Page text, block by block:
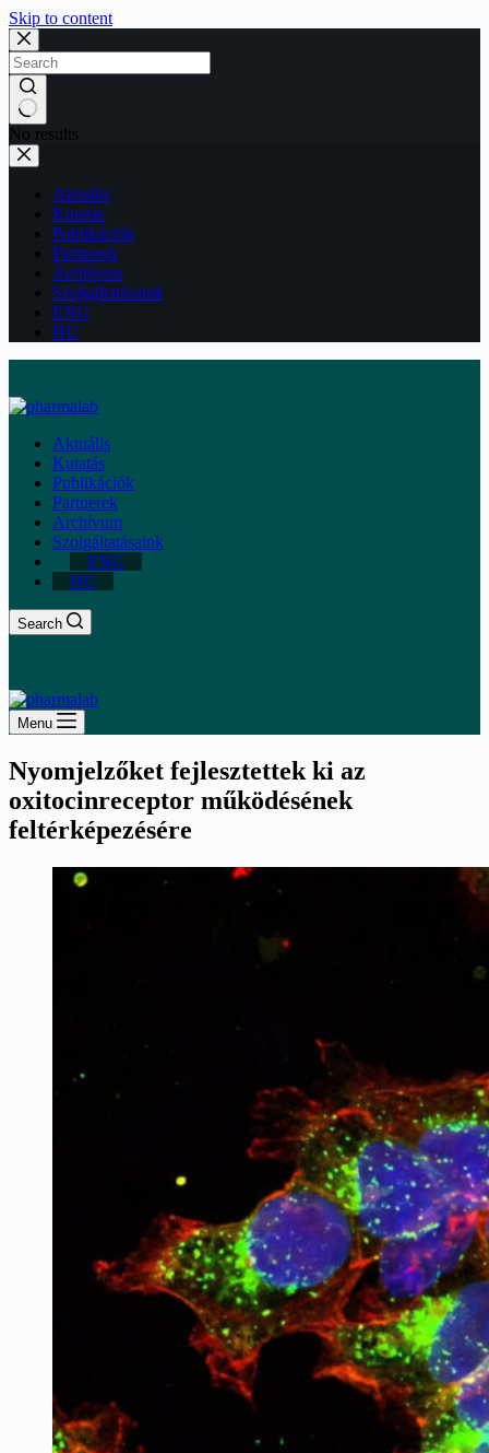
Skip to content
No results
Aktuális
Kutatás
Publikációk
Partnerek
Archívum
Szolgáltatásaink
ENG
HU
Aktuális
Kutatás
Publikációk
Partnerek
Archívum
Szolgáltatásaink
ENG
HU
Search
Menu
Nyomjelzőket fejlesztettek ki az
oxitocinreceptor működésének
feltérképezésére